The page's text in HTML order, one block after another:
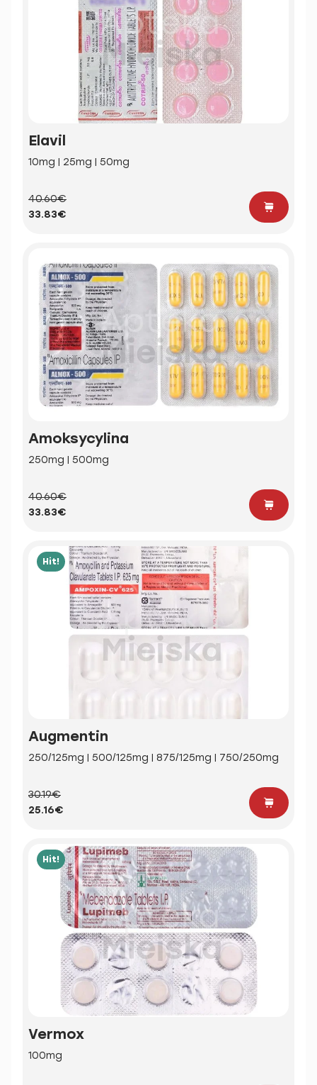
Elavil
10mg | 25mg | 50mg
40.60€
33.83€
Amoksycylina
250mg | 500mg
40.60€
33.83€
Hit!
Augmentin
250/125mg | 500/125mg | 875/125mg | 750/250mg
30.19€
25.16€
Hit!
Vermox
100mg